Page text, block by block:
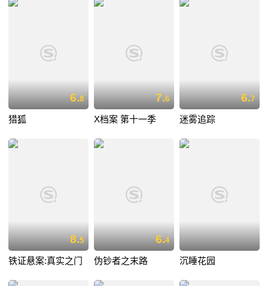
6.8
猎狐
7.6
X档案 第十一季
6.7
迷雾追踪
8.5
铁证悬案:真实之门
6.4
伪钞者之末路 沉睡花园